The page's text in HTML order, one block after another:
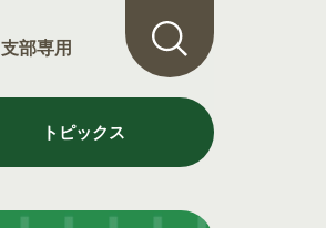
支部専用
トピックス